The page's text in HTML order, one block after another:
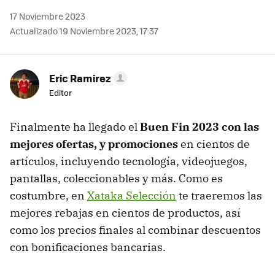
17 Noviembre 2023
Actualizado 19 Noviembre 2023, 17:37
Eric Ramirez
Editor
Finalmente ha llegado elBuen Fin 2023 con las
mejores ofertas, y promocionesen cientos de
artículos, incluyendo tecnología, videojuegos,
pantallas, coleccionables y más. Como es
costumbre, en Xataka Selección te traeremos las
mejores rebajas en cientos de productos, así
como los precios finales al combinar descuentos
con bonificaciones bancarias.